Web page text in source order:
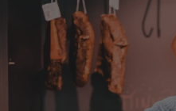
Helmut
Verifizierter
Sehr gute